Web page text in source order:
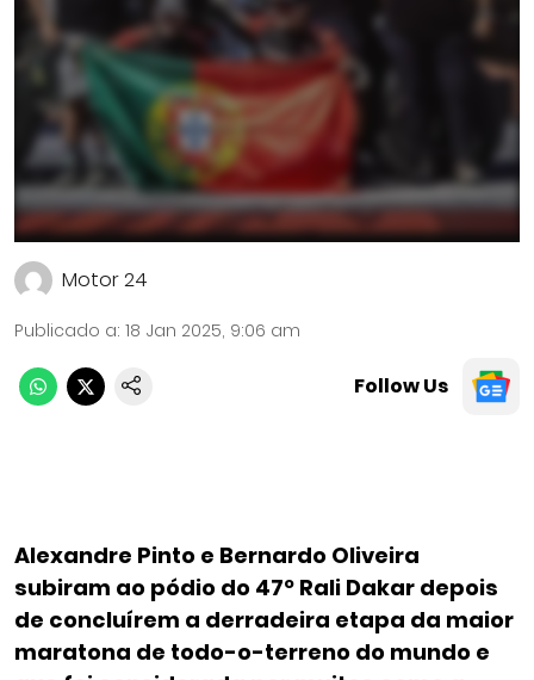
Motor 24
Publicado a: 18 Jan 2025, 9:06 am
Follow Us
Alexandre Pinto e Bernardo Oliveira
subiram ao pódio do 47º Rali Dakar depois
de concluírem a derradeira etapa da maior
maratona de todo-o-terreno do mundo e